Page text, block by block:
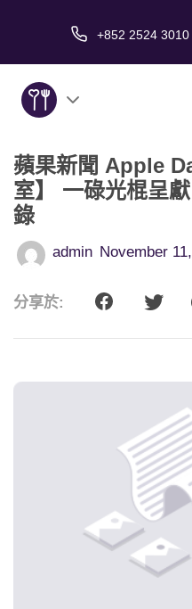
+852 2524 3010
關於我們
服務
愛情故事
傳媒報導
蘋果新聞 Apple
室】 一碌光棍呈
錄
admin November
分享於: